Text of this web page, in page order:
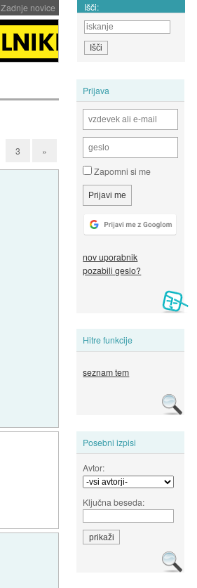
Zadnje novice Išči:
Prijava
Zapomni si me
nov uporabnik
pozabili geslo?
Hitre funkcije
seznam tem
Posebni izpisi
Avtor:
Ključna beseda:
3 »